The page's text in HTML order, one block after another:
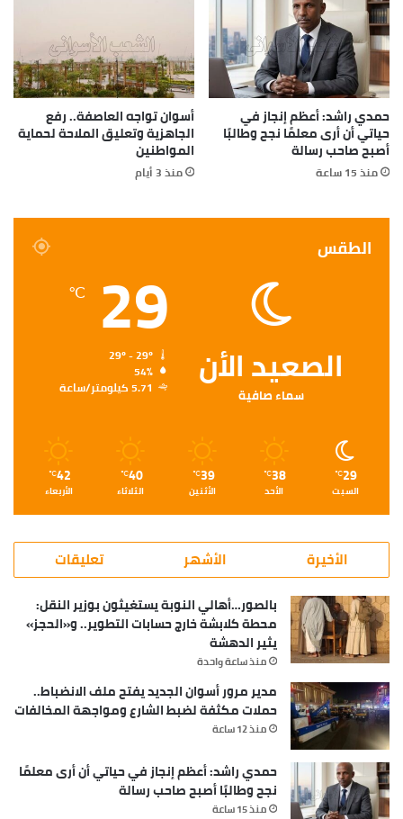
حمدي راشد: أعظم إنجاز في
حياتي أن أرى معلمًا نجح وطالبًا
أصبح صاحب رسالة
منذ 15 ساعة
أسوان تواجه العاصفة.. رفع
الجاهزية وتعليق الملاحة لحماية
المواطنين
منذ 3 أيام
الطقس
الصعيد الأن
سماء صافية
29
℃
54%
5.71 كيلومتر/ساعة
29
℃
السبت
38
℃
الأحد
39
℃
الأثنين
40
℃
الثلاثاء
42
℃
الأربعاء
الأخيرة الأشهر تعليقات
بالصور…أهالي النوبة يستغيثون بوزير النقل:
محطة كلابشة خارج حسابات التطوير.. و«الحجز»
يثير الدهشة
منذ ساعة واحدة
مدير مرور أسوان الجديد يفتح ملف الانضباط..
حملات مكثفة لضبط الشارع ومواجهة المخالفات
منذ 12 ساعة
حمدي راشد: أعظم إنجاز في حياتي أن أرى معلمًا
نجح وطالبًا أصبح صاحب رسالة
منذ 15 ساعة